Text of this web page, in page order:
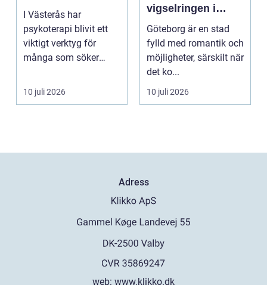
I Västerås har
psykoterapi blivit ett
viktigt verktyg för
många som söker
välmående i liv...
10 juli 2026
vigselringen i
Göteborg
Göteborg är en stad
fylld med romantik och
möjligheter, särskilt när
det ko...
10 juli 2026
Adress
web: www.klikko.dk